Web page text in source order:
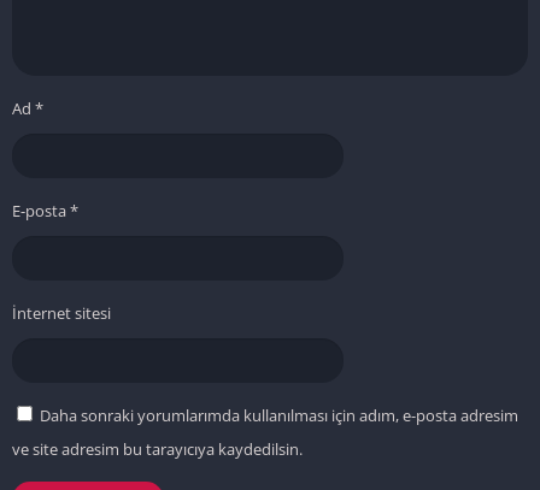
Ad *
E-posta*
İnternet sitesi
Daha sonraki yorumlarımda kullanılması için adım, e-posta adresim
ve site adresim bu tarayıcıya kaydedilsin.